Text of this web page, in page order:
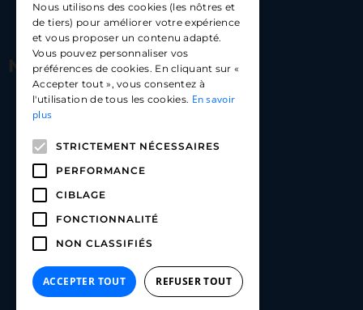
hello@carloapp.com
Nous suivre
Carlo App | Instagram
Carlo App | Linkedin
ENGLISH
SPANISH
Nous utilisons des cookies (les nôtres et
de tiers) pour améliorer votre expérience
et vous proposer un contenu adapté.
Vous pouvez personnaliser vos
préférences de cookies. En cliquant sur «
Accepter tout », vous consentez à
l'utilisation de tous les cookies. En savoir
plus
STRICTEMENT NÉCESSAIRES
PERFORMANCE
CIBLAGE
FONCTIONNALITÉ
NON CLASSIFIÉS
ACCEPTER TOUT REFUSER TOUT